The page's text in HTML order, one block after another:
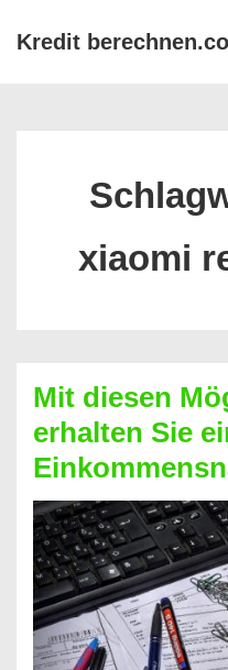
ZumKredit
xiaomi
Mit diesen
erhalten Sie